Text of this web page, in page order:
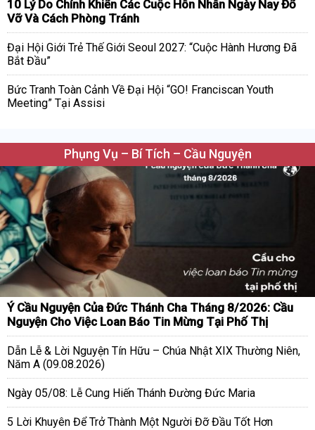
10 Lý Do Chính Khiến Các Cuộc Hôn Nhân Ngày Nay Đổ
Vỡ Và Cách Phòng Tránh
Đại Hội Giới Trẻ Thế Giới Seoul 2027: “Cuộc Hành Hương Đã
Bắt Đầu”
Bức Tranh Toàn Cảnh Về Đại Hội “GO! Franciscan Youth
Meeting” Tại Assisi
Phụng Vụ – Bí Tích – Cầu Nguyện
Ý Cầu Nguyện Của Đức Thánh Cha Tháng 8/2026: Cầu
Nguyện Cho Việc Loan Báo Tin Mừng Tại Phố Thị
Dẫn Lễ & Lời Nguyện Tín Hữu – Chúa Nhật XIX Thường Niên,
Năm A (09.08.2026)
Ngày 05/08: Lễ Cung Hiến Thánh Đường Đức Maria
5 Lời Khuyên Để Trở Thành Một Người Đỡ Đầu Tốt Hơn